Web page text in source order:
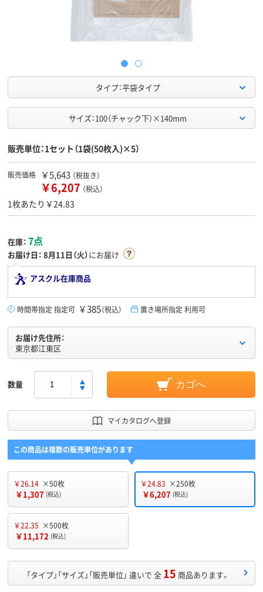
タイプ：平袋タイプ
サイズ：100（チャック下）×140mm
販売単位：1セット（1袋(50枚入)×5）
販売価格 ￥5,643 （税抜き）
￥6,207 （税込）
1枚あたり￥24.83
在庫： 7点
お届け日： 8月11日（火）にお届け
アスクル在庫商品
時間帯指定 指定可 ￥385（税込） 置き場所指定 利用可
お届け先住所：
東京都江東区
数量 カゴへ
マイカタログへ登録
この商品は複数の販売単位があります
￥26.14 ×50枚
￥1,307 (税込)
￥24.83 ×250枚
￥6,207 (税込)
￥22.35 ×500枚
￥11,172 (税込)
「タイプ」「サイズ」「販売単位」 違いで 全 15 商品あります。